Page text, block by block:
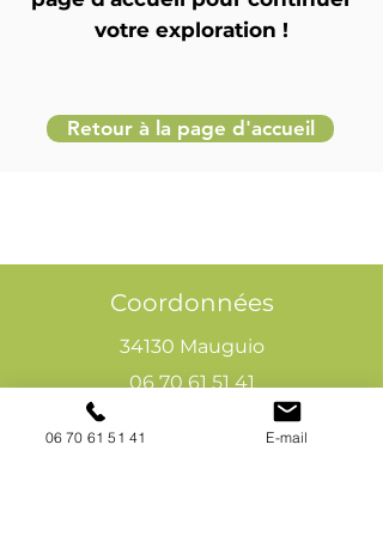
votre exploration !
Retour à la page d'accueil
Coordonnées
34130 Mauguio
06 70 61 51 41
cogivia@gmail.com
06 70 61 51 41 E-mail